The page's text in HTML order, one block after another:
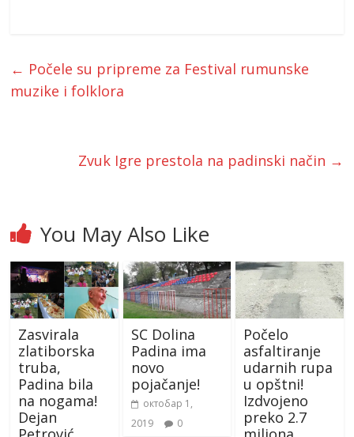
← Počele su pripreme za Festival rumunske
muzike i folklora
Zvuk Igre prestola na padinski način →
You May Also Like
Zasvirala
zlatiborska
truba,
Padina bila
na nogama!
Dejan
SC Dolina
Padina ima
novo
pojačanje!
октобар 1,
2019
0
Počelo
asfaltiranje
udarnih rupa
u opštni!
Izdvojeno
preko 2.7